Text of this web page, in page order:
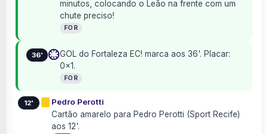
minutos, colocando o Leão na frente com um
chute preciso!
FOR
36'
GOL do Fortaleza EC! marca aos 36'. Placar:
0×1.
FOR
12'
Pedro Perotti
Cartão amarelo para Pedro Perotti (Sport Recife)
aos 12'.